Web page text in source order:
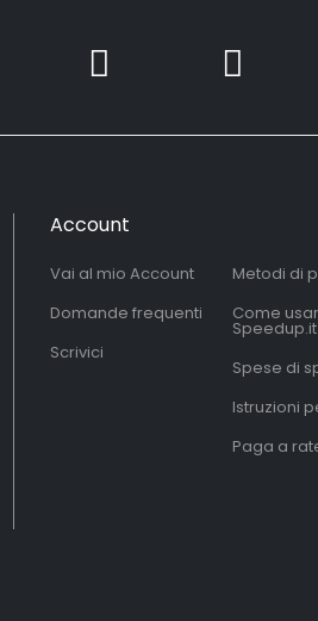
Account
Vai al mio Account
Domande frequenti
Scrivici
Metodi di
Come
Speedup.it
Spese di
Istruzioni
Paga a